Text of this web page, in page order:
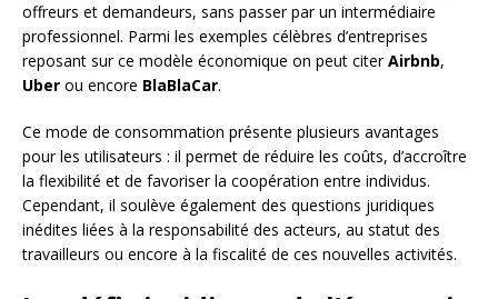
offreurs et demandeurs, sans passer par un intermédiaire
professionnel. Parmi les exemples célèbres d’entreprises
reposant sur ce modèle économique on peut citerAirbnb,
Uber ou encore BlaBlaCar.
Ce mode de consommation présente plusieurs avantages
pour les utilisateurs : il permet de réduire les coûts, d’accroître
la flexibilité et de favoriser la coopération entre individus.
Cependant, il soulève également des questions juridiques
inédites liées à la responsabilité des acteurs, au statut des
travailleurs ou encore à la fiscalité de ces nouvelles activités.